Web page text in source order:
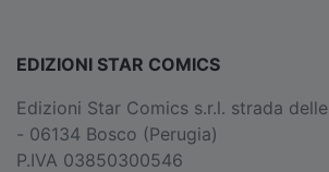
EDIZIONI STAR COMICS
Edizioni Star Comics s.r.l. strada
- 06134 Bosco (Perugia)
P.IVA 03850300546